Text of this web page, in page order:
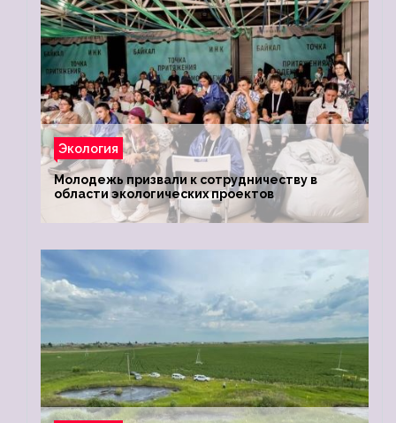
Экология
Молодежь призвали к сотрудничеству в
области экологических проектов